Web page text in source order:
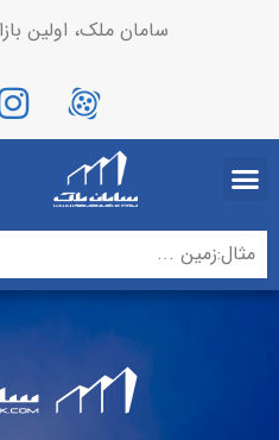
سامان ملک، اولین